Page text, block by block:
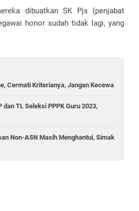
dibuatkan SK Pjs (penjabat
honor sudah tidak lagi, yang
Cermati Kriterianya, Jangan Kecewa
TL Seleksi PPPK Guru 2023,
Non-ASN Masih Menghantui, Simak